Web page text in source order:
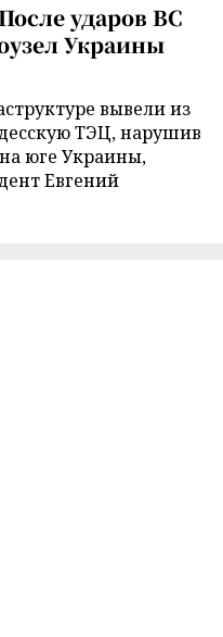
ударов ВС
Украины
вывели из
ТЭЦ, нарушив
юге Украины,
Евгений